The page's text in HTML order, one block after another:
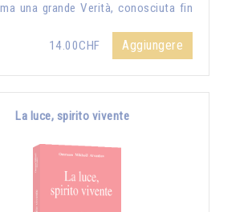
una grande Verità, conosciuta fin
14.00CHF
Aggiungere
La luce, spirito vivente